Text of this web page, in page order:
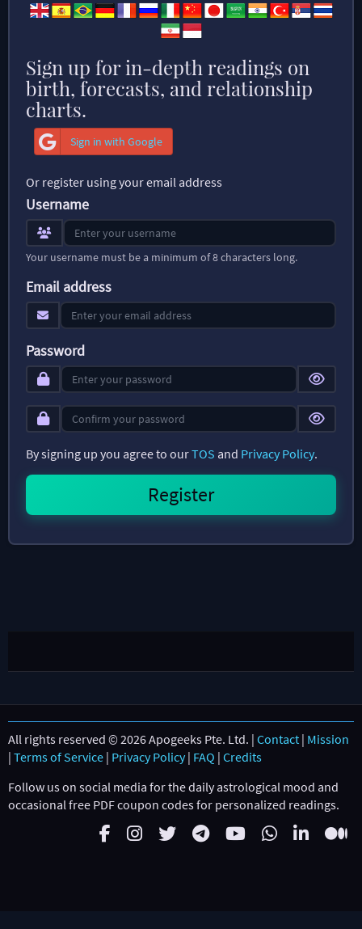
Sign up for in-depth readings on
birth, forecasts, and relationship
charts.
Sign in with Google
Or register using your email address
Username
Your username must be a minimum of 8 characters long.
Email address
Password
By signing up you agree to ourTOS and Privacy Policy.
All rights reserved © 2026 Apogeeks Pte. Ltd. | Contact | Mission
| Terms of Service | Privacy Policy| FAQ | Credits
Follow us on social media for the daily astrological mood and
occasional free PDF coupon codes for personalized readings.